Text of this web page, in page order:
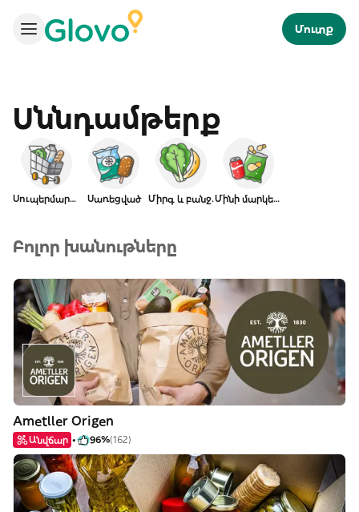
Մուտք
Սննդամթերք
Սուպերմարկետ Սառեցված Միրգ և բանջ. Մինի մարկետ
Բոլոր խանութները
Ametller Origen
Անվճար 96%(162)